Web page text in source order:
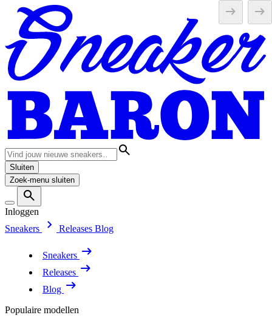
Sluiten
Zoek-menu sluiten
Inloggen
Sneakers
Releases Blog
Sneakers
Releases
Blog
Populaire modellen